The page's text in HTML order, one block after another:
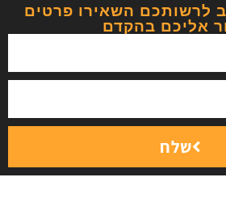
לרשותכם השאירו פרטים
אליכם בהקדם
שלח